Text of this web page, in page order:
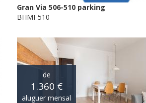
Gran Via 506-510 parking
BHMI-510
de
1.360 €
aluguer mensal